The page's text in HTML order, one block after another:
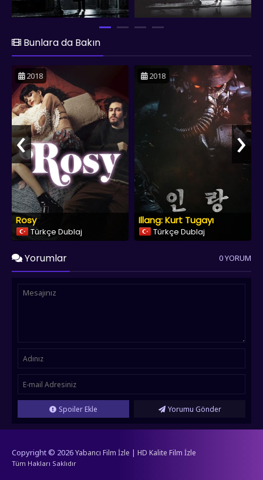
Bunlara da Bakın
2018
Rosy
Türkçe Dublaj
2018
Illang: Kurt Tugayı
Türkçe Dublaj
‹ ›
Yorumlar 0 YORUM
Spoiler Ekle Yorumu Gönder
Copyright © 2026Yabancı Film İzle | HD Kalite Film İzle
Tüm Hakları Saklıdır